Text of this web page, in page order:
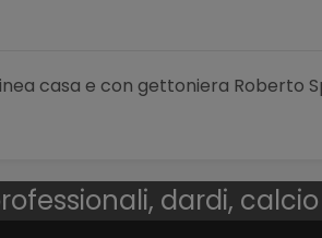
casa e con gettoniera Roberto
dardi,